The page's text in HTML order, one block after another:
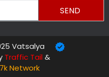
SEND
Vatsalya
Traffic Tail&
7k Network